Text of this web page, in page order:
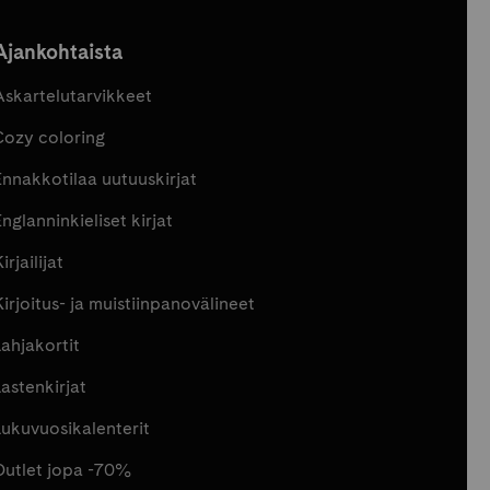
coloring
uutuuskirjat
kirjat
ja muistiinpanovälineet
jopa -70%